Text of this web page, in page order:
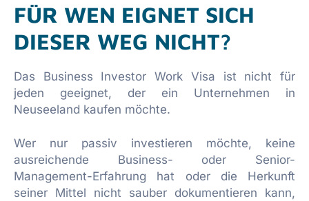
FÜR WEN EIGNET SICH
DIESER WEG NICHT?
Das Business Investor Work Visa ist nicht für
jeden geeignet, der ein Unternehmen in
Neuseeland kaufen möchte.
Wer nur passiv investieren möchte, keine
ausreichende Business- oder Senior-
Management-Erfahrung hat oder die Herkunft
seiner Mittel nicht sauber dokumentieren kann,